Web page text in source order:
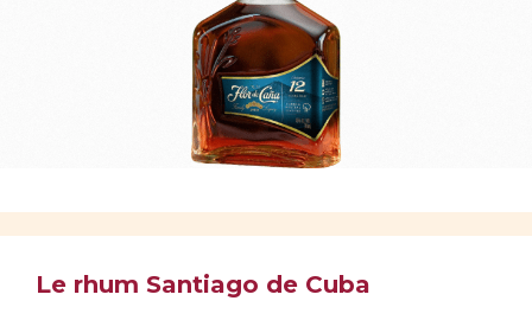
Le rhum Santiago de Cuba